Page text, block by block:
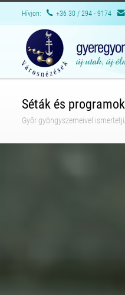
Hívjon: +36 30 / 294 - 9174
Séták és programok
Győr gyöngyszemeivel